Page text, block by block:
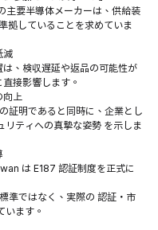
主要半導体メーカーは、供給装
拠していることを求めていま
減
、検収遅延や返品の可能性が
接影響します。
向上
証明であると同時に、企業とし
リティへの真摯な姿勢 を示しま
は E187 認証制度を正式に
準ではなく、実際の 認証・市
います。